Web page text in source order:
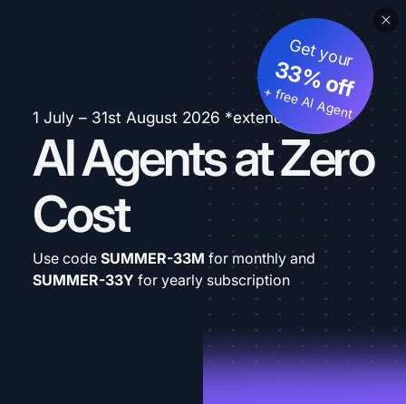
1 July – 31st August 2026 *extended
AI Agents at Zero
Cost
Get your
33% off
+ free AI Agent
Use code SUMMER-33M for monthly and
SUMMER-33Y for yearly subscription